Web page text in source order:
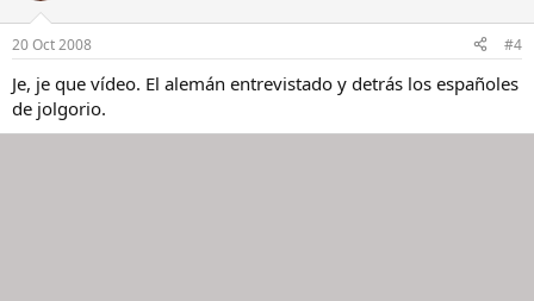
20 Oct 2008 #4
Je, je que vídeo. El alemán entrevistado y detrás los españoles
de jolgorio.